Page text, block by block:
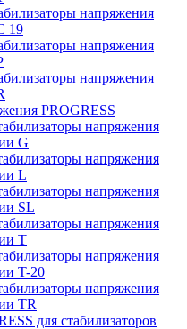
напряжения
19
напряжения
напряжения
PROGRESS
напряжения
G
напряжения
L
напряжения
SL
напряжения
T
напряжения
T-20
напряжения
TR
для стабилизаторов